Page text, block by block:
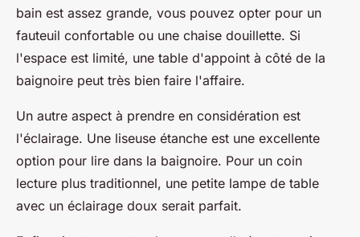
bain est assez grande, vous pouvez opter pour un
fauteuil confortable ou une chaise douillette. Si
l'espace est limité, une table d'appoint à côté de la
baignoire peut très bien faire l'affaire.
Un autre aspect à prendre en considération est
l'éclairage. Une liseuse étanche est une excellente
option pour lire dans la baignoire. Pour un coin
lecture plus traditionnel, une petite lampe de table
avec un éclairage doux serait parfait.